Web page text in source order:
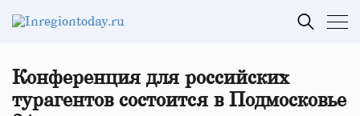
Конференция для российских
турагентов состоится в Подмосковье